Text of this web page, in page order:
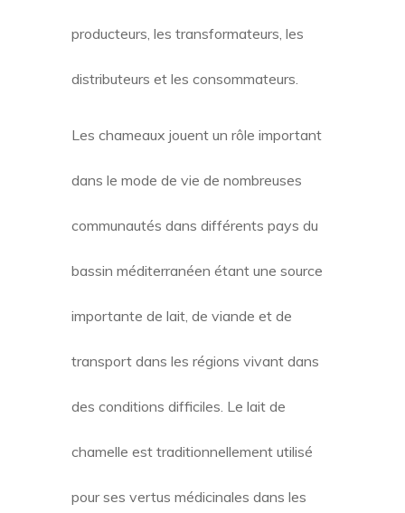
producteurs, les transformateurs, les
distributeurs et les consommateurs.
Les chameaux jouent un rôle important
dans le mode de vie de nombreuses
communautés dans différents pays du
bassin méditerranéen étant une source
importante de lait, de viande et de
transport dans les régions vivant dans
des conditions difficiles. Le lait de
chamelle est traditionnellement utilisé
pour ses vertus médicinales dans les